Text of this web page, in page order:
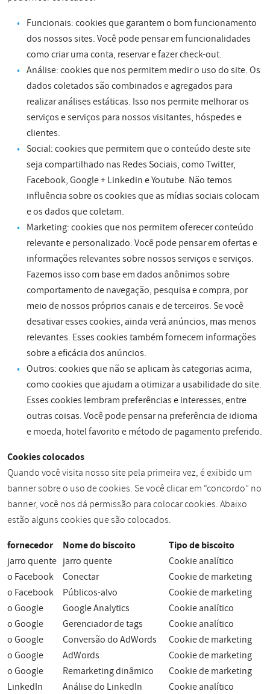
Funcionais: cookies que garantem o bom funcionamento
dos nossos sites. Você pode pensar em funcionalidades
como criar uma conta, reservar e fazer check-out.
Análise: cookies que nos permitem medir o uso do site. Os
dados coletados são combinados e agregados para
realizar análises estáticas. Isso nos permite melhorar os
serviços e serviços para nossos visitantes, hóspedes e
clientes.
Social: cookies que permitem que o conteúdo deste site
seja compartilhado nas Redes Sociais, como Twitter,
Facebook, Google + Linkedin e Youtube. Não temos
influência sobre os cookies que as mídias sociais colocam
e os dados que coletam.
Marketing: cookies que nos permitem oferecer conteúdo
relevante e personalizado. Você pode pensar em ofertas e
informações relevantes sobre nossos serviços e serviços.
Fazemos isso com base em dados anônimos sobre
comportamento de navegação, pesquisa e compra, por
meio de nossos próprios canais e de terceiros. Se você
desativar esses cookies, ainda verá anúncios, mas menos
relevantes. Esses cookies também fornecem informações
sobre a eficácia dos anúncios.
Outros: cookies que não se aplicam às categorias acima,
como cookies que ajudam a otimizar a usabilidade do site.
Esses cookies lembram preferências e interesses, entre
outras coisas. Você pode pensar na preferência de idioma
e moeda, hotel favorito e método de pagamento preferido.
Cookies colocados
Quando você visita nosso site pela primeira vez, é exibido um
banner sobre o uso de cookies. Se você clicar em “concordo” no
banner, você nos dá permissão para colocar cookies. Abaixo
estão alguns cookies que são colocados.
fornecedor Nome do biscoito Tipo de biscoito
jarro quente jarro quente
Cookie analítico
o Facebook
Conectar
Cookie de marketing
o Facebook
Públicos-alvo
Cookie de marketing
o Google
Google Analytics
Cookie analítico
o Google
Gerenciador de tags
Cookie analítico
o Google
Conversão do AdWords
Cookie de marketing
o Google
AdWords
Cookie de marketing
o Google
Remarketing dinâmico
Cookie de marketing
LinkedIn
Análise do LinkedIn
Cookie analítico